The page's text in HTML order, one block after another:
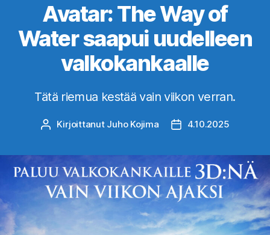
Avatar: The Way of
Water saapui uudelleen
valkokankaalle
Tätä riemua kestää vain viikon verran.
Kirjoittaja
Kirjoittanut Juho Kojima Julkaisupäivämäärä
4.10.2025